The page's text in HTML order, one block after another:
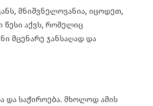
მნიშვნელოვანია, იცოდეთ,
აქვს, რომელიც
მცენარე ჯანსაღად და
და საჭიროება. მხოლოდ ამის